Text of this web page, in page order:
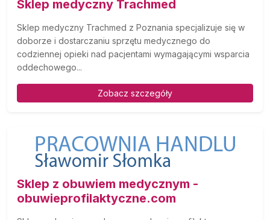
Sklep medyczny Trachmed
Sklep medyczny Trachmed z Poznania specjalizuje się w
doborze i dostarczaniu sprzętu medycznego do
codziennej opieki nad pacjentami wymagającymi wsparcia
oddechowego...
Zobacz szczegóły
Sklep z obuwiem medycznym -
obuwieprofilaktyczne.com